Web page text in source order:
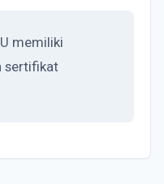
memiliki
sertifikat